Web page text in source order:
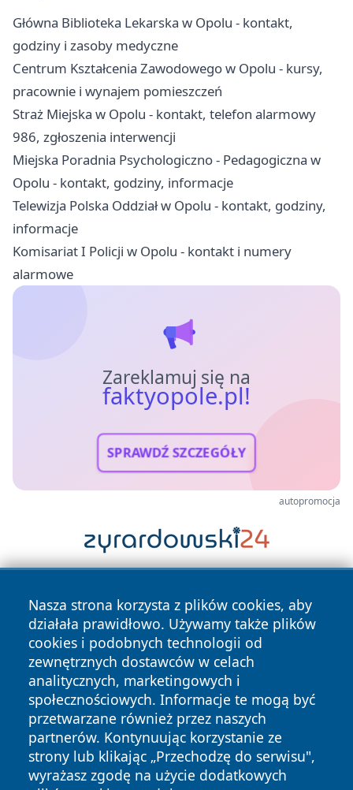
Główna Biblioteka Lekarska w Opolu - kontakt,
godziny i zasoby medyczne
Centrum Kształcenia Zawodowego w Opolu - kursy,
pracownie i wynajem pomieszczeń
Straż Miejska w Opolu - kontakt, telefon alarmowy
986, zgłoszenia interwencji
Miejska Poradnia Psychologiczno - Pedagogiczna w
Opolu - kontakt, godziny, informacje
Telewizja Polska Oddział w Opolu - kontakt, godziny,
informacje
Komisariat I Policji w Opolu - kontakt i numery
alarmowe
Zareklamuj się na
faktyopole.pl!
SPRAWDŹ SZCZEGÓŁY
autopromocja
Nasza strona korzysta z plików cookies, aby
działała prawidłowo. Używamy także plików
cookies i podobnych technologii od
zewnętrznych dostawców w celach
analitycznych, marketingowych i
społecznościowych. Informacje te mogą być
przetwarzane również przez naszych
partnerów. Kontynuując korzystanie ze
strony lub klikając „Przechodzę do serwisu",
wyrażasz zgodę na użycie dodatkowych
Copyright © 2026 faktyopole.pl Wszystkie prawa zastrzeżone.
News Autorzy
Polityka
Prywatności
Polityka
Cookies